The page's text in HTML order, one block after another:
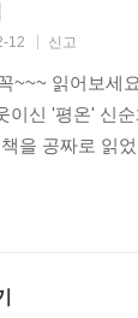
12 신고
~~~ 읽어보
신 '평온' 신
을 공짜로 읽